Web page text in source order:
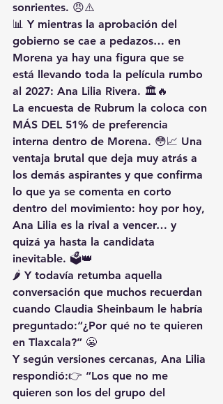
sonrientes. 😠⚠️
📊 Y mientras la aprobación del
gobierno se cae a pedazos… en
Morena ya hay una figura que se
está llevando toda la película rumbo
al 2027: Ana Lilia Rivera. 🏛️🔥
La encuesta de Rubrum la coloca con
MÁS DEL 51% de preferencia
interna dentro de Morena. 😳📈 Una
ventaja brutal que deja muy atrás a
los demás aspirantes y que confirma
lo que ya se comenta en corto
dentro del movimiento: hoy por hoy,
Ana Lilia es la rival a vencer… y
quizá ya hasta la candidata
inevitable. 🗳️👑
🌶️ Y todavía retumba aquella
conversación que muchos recuerdan
cuando Claudia Sheinbaum le habría
preguntado:“¿Por qué no te quieren
en Tlaxcala?” 😬
Y según versiones cercanas, Ana Lilia
respondió:👉 “Los que no me
quieren son los del grupo del